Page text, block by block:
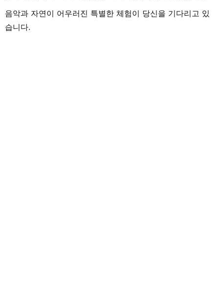
음악과 자연이 어우러진 특별한 체험이 당신을 기다리고 있
습니다.